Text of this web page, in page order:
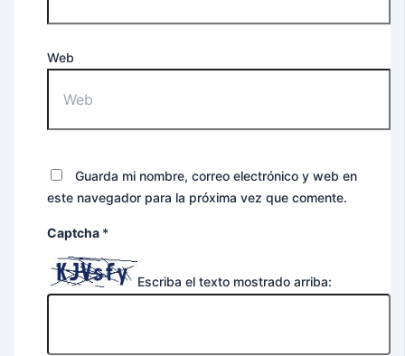
Web
Guarda mi nombre, correo electrónico y web en
este navegador para la próxima vez que comente.
Captcha *
Escriba el texto mostrado arriba: